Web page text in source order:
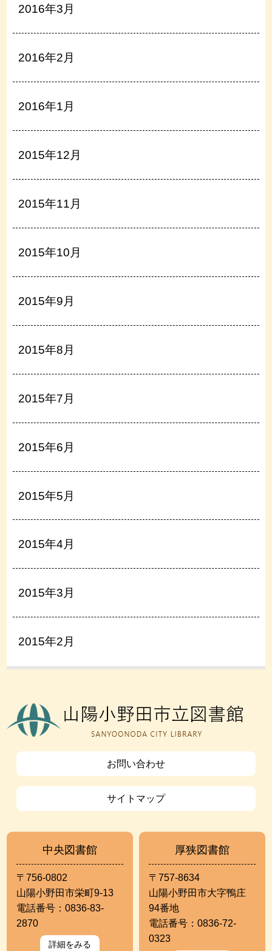
2016年3月
2016年2月
2016年1月
2015年12月
2015年11月
2015年10月
2015年9月
2015年8月
2015年7月
2015年6月
2015年5月
2015年4月
2015年3月
2015年2月
お問い合わせ
サイトマップ
中央図書館
〒756-0802
山陽小野田市栄町9-13
電話番号：0836-83-
2870
詳細をみる
厚狭図書館
〒757-8634
山陽小野田市大字鴨庄
94番地
電話番号：0836-72-
0323